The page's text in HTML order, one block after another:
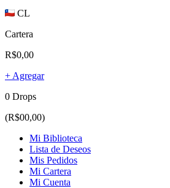
CL
Cartera
R$0,00
+ Agregar
0 Drops
(R$00,00)
Mi Biblioteca
Lista de Deseos
Mis Pedidos
Mi Cartera
Mi Cuenta